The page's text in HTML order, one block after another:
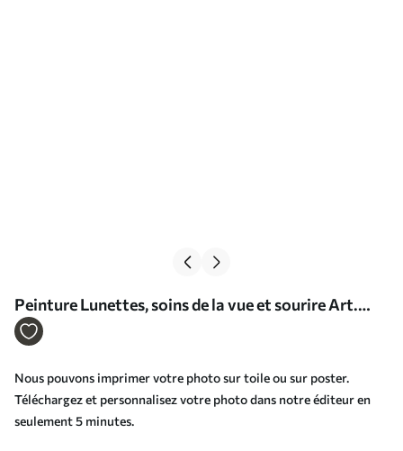
Peinture Lunettes, soins de la vue et sourire Art.
s34836
Nous pouvons imprimer votre photo sur toile ou sur poster.
Téléchargez et personnalisez votre photo dans notre éditeur en
seulement 5 minutes.